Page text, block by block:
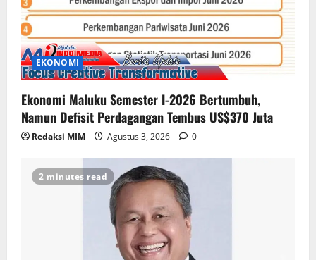
EKONOMI
Ekonomi Maluku Semester I-2026 Bertumbuh,
Namun Defisit Perdagangan Tembus US$370 Juta
Redaksi MIM Agustus 3, 2026 0
2 minutes read